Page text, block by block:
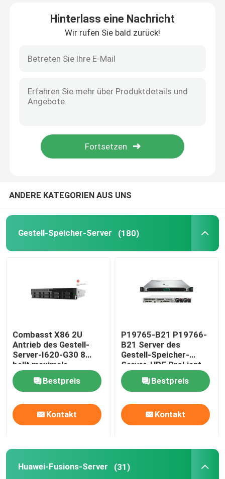
Werksbesichtigung
Qualitätskontrolle
Kontakt mit uns
Rechtssachen
Huawei-Fusions-Server
Dell Poweredge Server
Datacom-Schalter
WLAN-Gerät
Intelligenter drahtloser Router
Interne Festplattenlaufwerk SSD
Hinterlass eine Nachricht
Wir rufen Sie bald zurück!
ANDERE KATEGORIEN AUS UNS
Gestell-Speicher-Server (180)
Combasst X86 2U
Antrieb des Gestell-
Server-I620-G30 8
bellt maximale
Erweiterung zu 3TB
Bestpreis
Kontakt
P19765-B21 P19766-
B21 Server des
Gestell-Speicher-
Server-HPE ProLiant
DL360 Gen10
Bestpreis
Kontakt
Huawei-Fusions-Server (31)